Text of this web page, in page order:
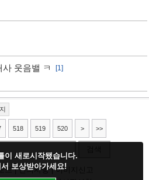
웃음밸 ㅋ
[1]
518 519 520 > >>
드|건의사항|이미지신고
이 새로시작됐습니다.
보상받아가세요!